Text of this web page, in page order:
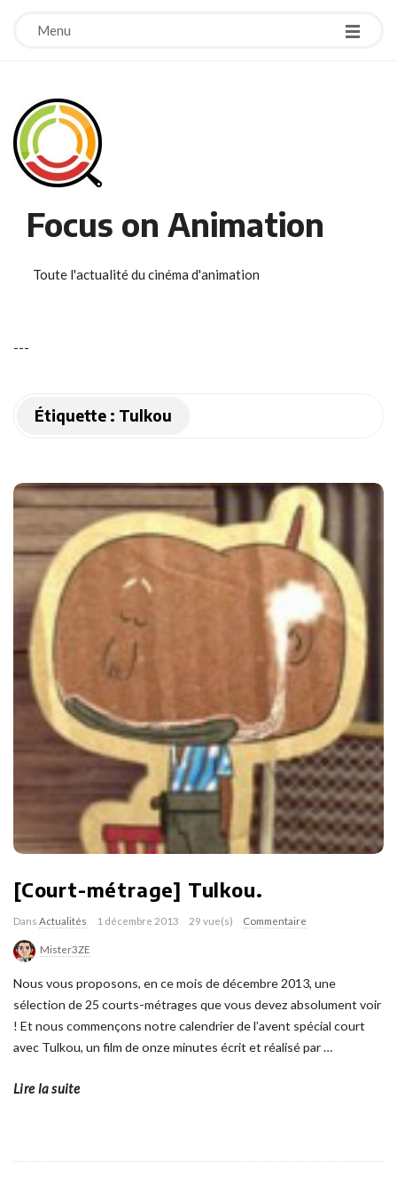
Menu
Focus on Animation
Toute l'actualité du cinéma d'animation
---
Étiquette : Tulkou
[Court-métrage] Tulkou.
Dans Actualités 1 décembre 2013 29 vue(s) Commentaire
Mister3ZE
Nous vous proposons, en ce mois de décembre 2013, une
sélection de 25 courts-métrages que vous devez absolument voir
! Et nous commençons notre calendrier de l’avent spécial court
avec Tulkou, un film de onze minutes écrit et réalisé par…
Lire la suite